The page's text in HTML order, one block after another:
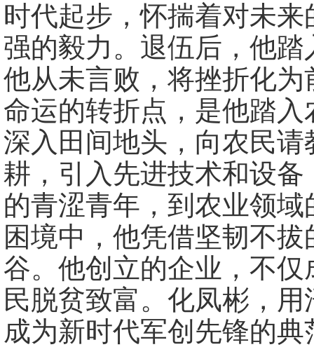
时代起步，怀揣着对未
强的毅力。退伍后，他
他从未言败，将挫折化为
命运的转折点，是他踏
深入田间地头，向农民
耕，引入先进技术和设
的青涩青年，到农业领
困境中，他凭借坚韧不
谷。他创立的企业，不
民脱贫致富。化凤彬，
成为新时代军创先锋的典